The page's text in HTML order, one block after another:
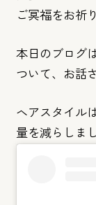
ご冥福をお祈
本日のブログ
ついて、お話
ヘアスタイル
量を減らしまし